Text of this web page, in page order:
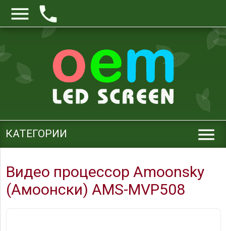
 
КАТЕГОРИИ 
Видео процессор Amoonsky
(Амоонски) AMS-MVP508